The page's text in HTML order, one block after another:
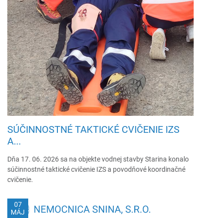
SÚČINNOSTNÉ TAKTICKÉ CVIČENIE IZS
A...
Dňa 17. 06. 2026 sa na objekte vodnej stavby Starina konalo
súčinnostné taktické cvičenie IZS a povodňové koordinačné
cvičenie.
07
MÁJ